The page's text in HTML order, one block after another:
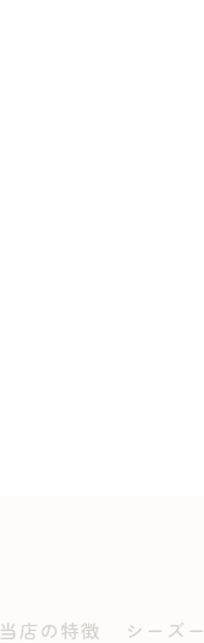
当店の特徴 シーズー